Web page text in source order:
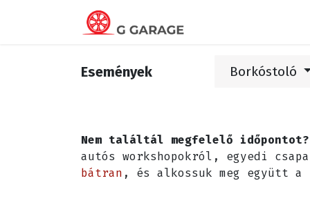
Események Borkóstoló
Nem találtál megfelelő időpontot?
autós workshopokról, egyedi
bátran , és alkossuk meg együtt a